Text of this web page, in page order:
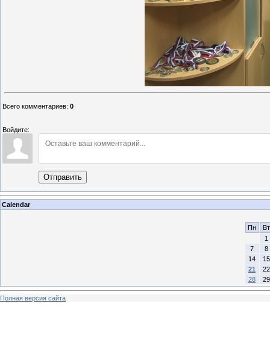
Всего комментариев: 0
Войдите:
Отправить
Calendar
Пн
Вт
1
7
8
14
15
21
22
28
29
Полная версия сайта